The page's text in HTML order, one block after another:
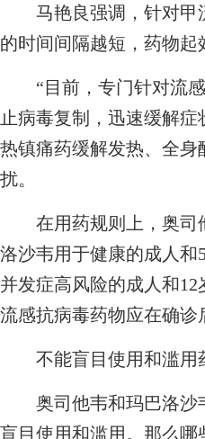
马艳良强调，针对甲流
的时间间隔越短，药物起
“目前，专门针对流感
止病毒复制，迅速缓解
热镇痛药缓解发热、全
扰。
在用药规则上，奥司他
洛沙韦用于健康的成人
并发症高风险的成人和
流感抗病毒药物应在确
不能盲目使用和滥用
奥司他韦和玛巴洛沙韦
盲目使用和滥用。那么哪